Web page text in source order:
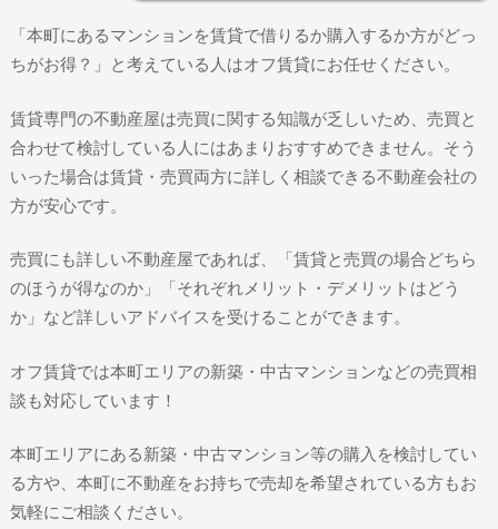
「本町にあるマンションを賃貸で借りるか購入するか方がどっ
ちがお得？」と考えている人はオフ賃貸にお任せください。
賃貸専門の不動産屋は売買に関する知識が乏しいため、売買と
合わせて検討している人にはあまりおすすめできません。そう
いった場合は賃貸・売買両方に詳しく相談できる不動産会社の
方が安心です。
売買にも詳しい不動産屋であれば、「賃貸と売買の場合どちら
のほうが得なのか」「それぞれメリット・デメリットはどう
か」など詳しいアドバイスを受けることができます。
オフ賃貸では本町エリアの新築・中古マンションなどの売買相
談も対応しています！
本町エリアにある新築・中古マンション等の購入を検討してい
る方や、本町に不動産をお持ちで売却を希望されている方もお
気軽にご相談ください。